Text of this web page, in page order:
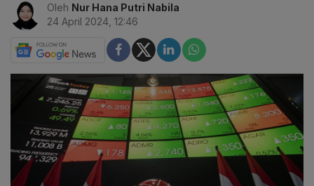
Oleh Nur Hana Putri Nabila
24 April 2024, 12:46